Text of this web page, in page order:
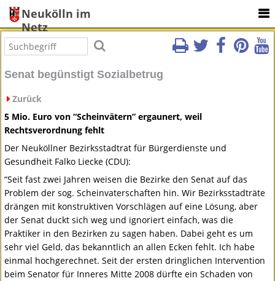
Neukölln im
Netz
Senat begünstigt Sozialbetrug
Zurück
5 Mio. Euro von “Scheinvätern” ergaunert, weil
Rechtsverordnung fehlt
Der Neuköllner Bezirksstadtrat für Bürgerdienste und
Gesundheit Falko Liecke (CDU):
“Seit fast zwei Jahren weisen die Bezirke den Senat auf das
Problem der sog. Scheinvaterschaften hin. Wir Bezirksstadträte
drängen mit konstruktiven Vorschlägen auf eine Lösung, aber
der Senat duckt sich weg und ignoriert einfach, was die
Praktiker in den Bezirken zu sagen haben. Dabei geht es um
sehr viel Geld, das bekanntlich an allen Ecken fehlt. Ich habe
einmal hochgerechnet. Seit der ersten dringlichen Intervention
beim Senator für Inneres Mitte 2008 dürfte ein Schaden von